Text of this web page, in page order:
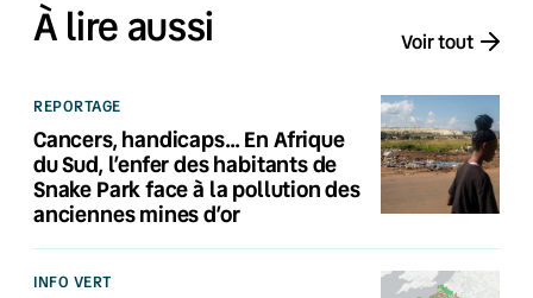
À lire aussi Voir tout
REPORTAGE
Cancers, handicaps… En Afrique
du Sud, l’enfer des habitants de
Snake Park face à la pollution des
anciennes mines d’or
INFO VERT